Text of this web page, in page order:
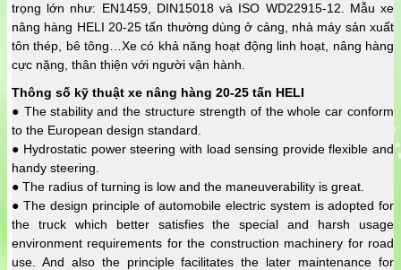
trọng lớn như: EN1459, DIN15018 và ISO WD22915-12. Mẫu xe
nâng hàng HELI 20-25 tấn thường dùng ở cảng, nhà máy sản xuất
tôn thép, bê tông…Xe có khả năng hoạt động linh hoạt, nâng hàng
cực nặng, thân thiện với người vận hành.
Thông số kỹ thuật xe nâng hàng 20-25 tấn HELI
● The stability and the structure strength of the whole car conform
to the European design standard.
● Hydrostatic power steering with load sensing provide flexible and
handy steering.
● The radius of turning is low and the maneuverability is great.
● The design principle of automobile electric system is adopted for
the truck which better satisfies the special and harsh usage
environment requirements for the construction machinery for road
use. And also the principle facilitates the later maintenance for